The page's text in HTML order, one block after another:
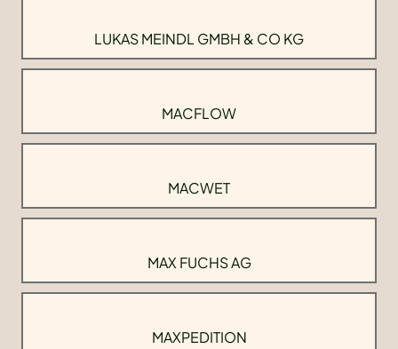
LUKAS MEINDL GMBH & CO KG
MACFLOW
MACWET
MAX FUCHS AG
MAXPEDITION